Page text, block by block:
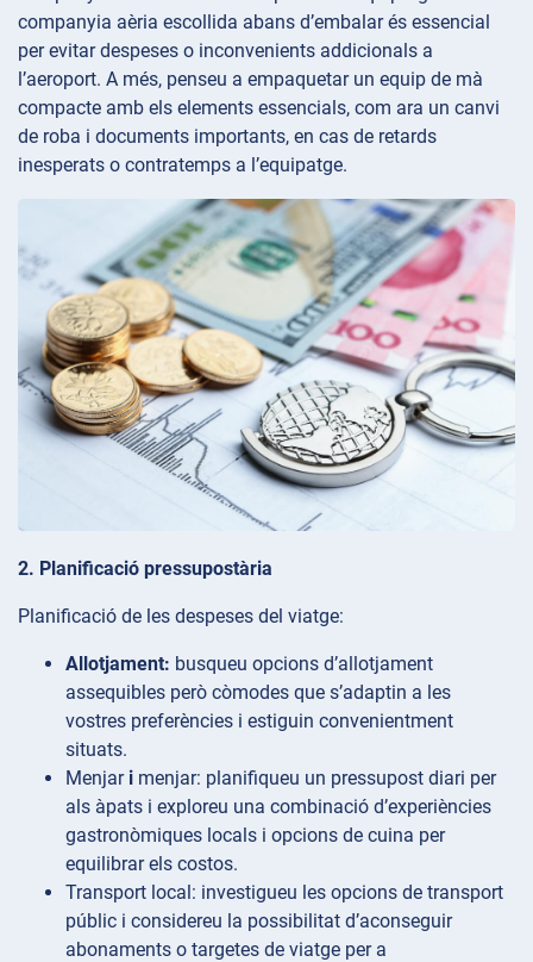
companyia aèria escollida abans d’embalar és essencial
per evitar despeses o inconvenients addicionals a
l’aeroport. A més, penseu a empaquetar un equip de mà
compacte amb els elements essencials, com ara un canvi
de roba i documents importants, en cas de retards
inesperats o contratemps a l’equipatge.
2. Planificació pressupostària
Planificació de les despeses del viatge:
Allotjament: busqueu opcions d’allotjament
assequibles però còmodes que s’adaptin a les
vostres preferències i estiguin convenientment
situats.
Menjari menjar: planifiqueu un pressupost diari per
als àpats i exploreu una combinació d’experiències
gastronòmiques locals i opcions de cuina per
equilibrar els costos.
Transport local: investigueu les opcions de transport
públic i considereu la possibilitat d’aconseguir
abonaments o targetes de viatge per a